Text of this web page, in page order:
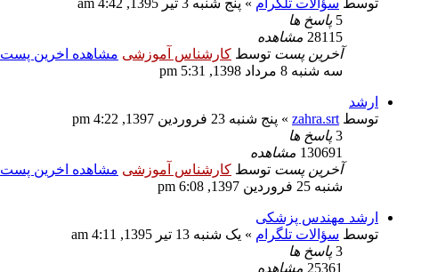
5 پاسخ ها
28115 مشاهده
آخرین پست توسط کارشناس آموزشی مشاهده اخرین پست
سه شنبه 8 مرداد 1398, 5:31 pm
ارشد
توسط zahra.srt » پنج شنبه 23 فروردین 1397, 4:22 pm
3 پاسخ ها
130691 مشاهده
آخرین پست توسط کارشناس آموزشی مشاهده اخرین پست
شنبه 25 فروردین 1397, 6:08 pm
ارشد مهندس پزشکی
توسط سؤالات تلگرام » یک شنبه 13 تیر 1395, 4:11 am
3 پاسخ ها
25361 مشاهده